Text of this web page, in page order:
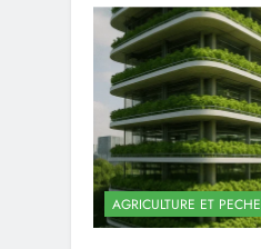
AGRICULTURE ET PECHE